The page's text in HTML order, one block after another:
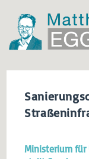
Ministerium für